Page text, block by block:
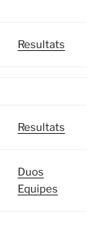
Resultats
Resultats
Duos
Equipes